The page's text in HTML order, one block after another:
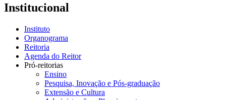
Institucional
Instituto
Organograma
Reitoria
Agenda do Reitor
Pró-reitorias
Ensino
Pesquisa, Inovação e Pós-graduação
Extensão e Cultura